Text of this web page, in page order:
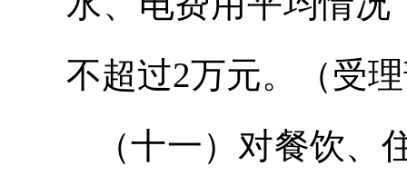
不超过2万元。（受
（十一）对餐饮